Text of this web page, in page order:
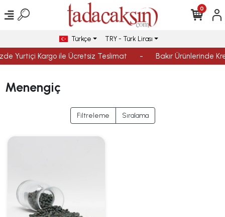
Yurtiçi Kargo ile Ücretsiz Teslimat - Bakır Ürünlerinde
0
Türkçe TRY - Türk Lirası
Menengiç
Filtreleme Sıralama